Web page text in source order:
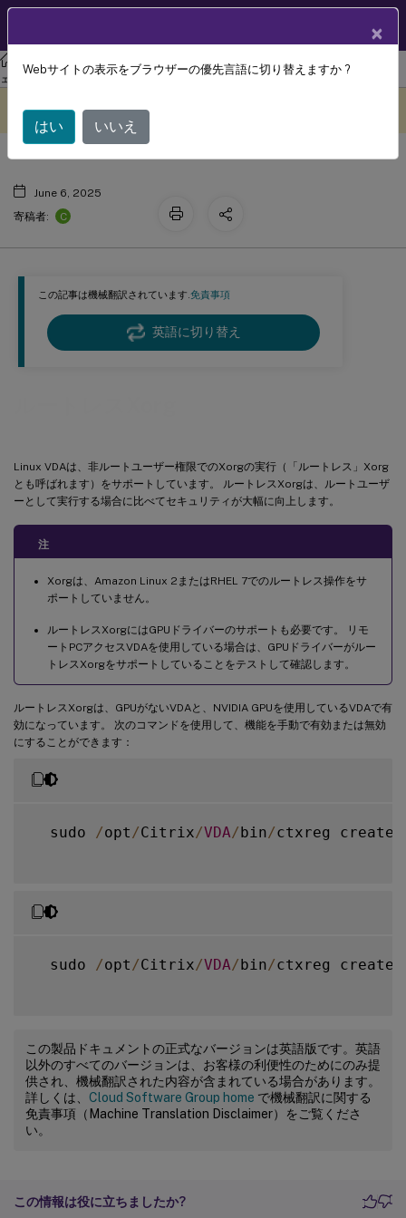
リナックス バーチャル デリバリー エージェント
Linux仮想配信エージ
ェント 2411
この記事は機械翻訳されています.免責事項
英語に切り替え
Linux VDAは、非ルートユーザー権限でのXorgの実行（「ルートレス」Xorg
とも呼ばれます）をサポートしています。 ルートレスXorgは、ルートユーザ
ーとして実行する場合に比べてセキュリティが大幅に向上します。
注
Xorgは、Amazon Linux 2またはRHEL 7でのルートレス操作をサ
ポートしていません。
ルートレスXorgにはGPUドライバーのサポートも必要です。 リモ
ートPCアクセスVDAを使用している場合は、GPUドライバーがルー
トレスXorgをサポートしていることをテストして確認します。
ルートレスXorgは、GPUがないVDAと、NVIDIA GPUを使用しているVDAで有
効になっています。 次のコマンドを使用して、機能を手動で有効または無効
にすることができます：
  sudo
/opt /Citrix/VDA/bin/ctxreg create
  sudo
/opt /Citrix/VDA/bin/ctxreg create
この製品ドキュメントの正式なバージョンは英語版です。英語
以外のすべてのバージョンは、お客様の利便性のためにのみ提
供され、機械翻訳された内容が含まれている場合があります。
詳しくは、 Cloud Software Group home で機械翻訳に関する
免責事項（Machine Translation Disclaimer）をご覧くださ
い。
この情報は役に立ちましたか?
翻訳されています。
ルートレスXorg
June 6, 2025
寄稿者:
C
×
Webサイトの表示をブラウザーの優先言語に切り替えますか ?
はい いいえ